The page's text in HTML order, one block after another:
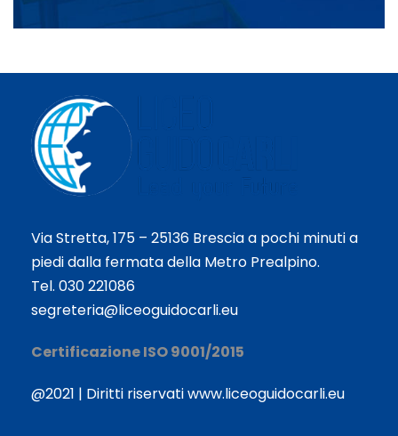
Via Stretta, 175 – 25136 Brescia a pochi minuti a
piedi dalla fermata della Metro Prealpino.
Tel. 030 221086
segreteria@liceoguidocarli.eu
Certificazione ISO 9001/2015
@2021 | Diritti riservati www.liceoguidocarli.eu